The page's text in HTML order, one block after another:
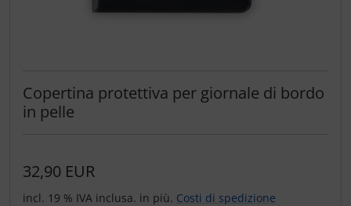
Copertina protettiva per giornale di bordo
in pelle
32,90 EUR
incl. 19 % IVA inclusa. in più. Costi di spedizione